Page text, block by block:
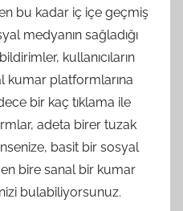
bu kadar iç içe geçmiş
medyanın sağladığı
kullanıcıların
kumar platformlarına
bir kaç tıklama ile
adeta birer tuzak
basit bir sosyal
bire sanal bir kumar
bulabiliyorsunuz.